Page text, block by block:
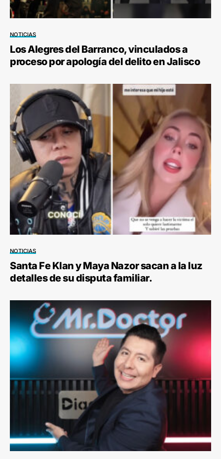
NOTICIAS
Los Alegres del Barranco, vinculados a
proceso por apología del delito en Jalisco
NOTICIAS
Santa Fe Klan y Maya Nazor sacan a la luz
detalles de su disputa familiar.